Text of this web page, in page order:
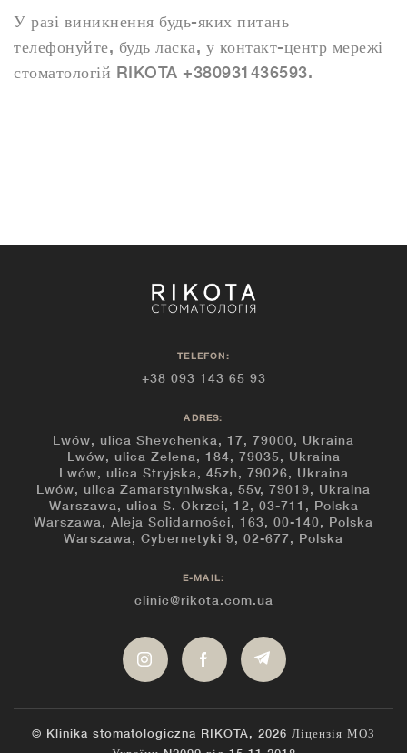
У разі виникнення будь-яких питань
телефонуйте, будь ласка, у контакт-центр мережі
стоматологій RIKOTA +380931436593.
TELEFON:
+38 093 143 65 93
ADRES:
Lwów, ulica Shevchenka, 17, 79000, Ukraina
Lwów, ulica Zelena, 184, 79035, Ukraina
Lwów, ulica Stryjska, 45zh, 79026, Ukraina
Lwów, ulica Zamarstyniwska, 55v, 79019, Ukraina
Warszawa, ulica S. Okrzei, 12, 03-711, Polska
Warszawa, Aleja Solidarności, 163, 00-140, Polska
Warszawa, Cybernetyki 9, 02-677, Polska
E-MAIL:
clinic@rikota.com.ua
© Klinika stomatologiczna RIKOTA, 2026 Ліцензія МОЗ